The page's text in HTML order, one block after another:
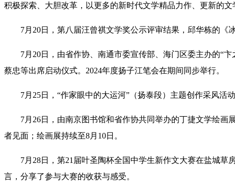
积极探索、大胆改革，以更多的新时代文学精品力作、更新的
7月20日，第八届汪曾祺文学奖公示评审结果，邱华栋的《
7月20日，由省作协、南通市委宣传部、海门区委主办的“
蔡忠等出席启动仪式。2024年度扬子江笔会在期间同步举行。
7月25日，“作家眼中的大运河”（扬泰段）主题创作采风活
7月26日，由南京图书馆和省作协共同举办的丁捷文学绘
者见面；绘画展持续至8月10日。
7月28日，第21届叶圣陶杯全国中学生新作文大赛在盐城
言，分享了参与大赛的收获与感受。